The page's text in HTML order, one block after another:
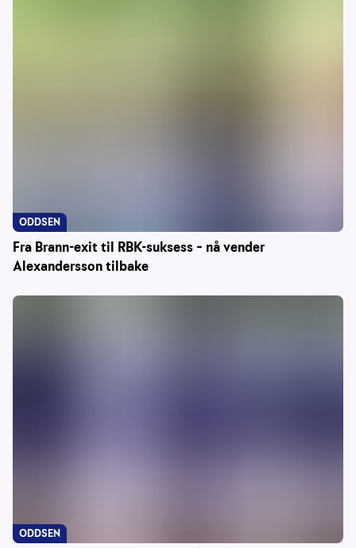
Fra Brann-exit til RBK-suksess – nå vender
Alexandersson tilbake
ODDSEN
ODDSEN